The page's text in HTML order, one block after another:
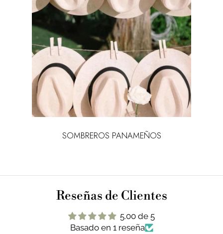
SOMBREROS PANAMEÑOS
Reseñas de Clientes
5.00 de 5
Basado en 1 reseña